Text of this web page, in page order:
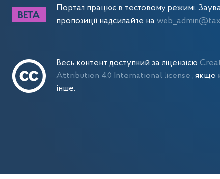
Портал працює в тестовому режимі.
пропозиції надсилайте на
Весь контент доступний за ліцензією
Attribution 4.0 International license , якщо
інше.